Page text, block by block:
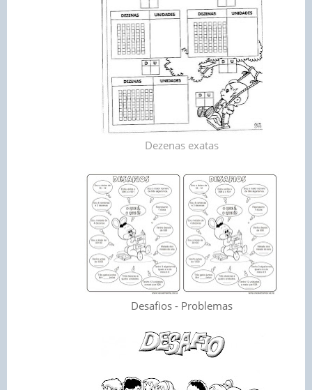
Dezenas exatas
Desafios - Problemas